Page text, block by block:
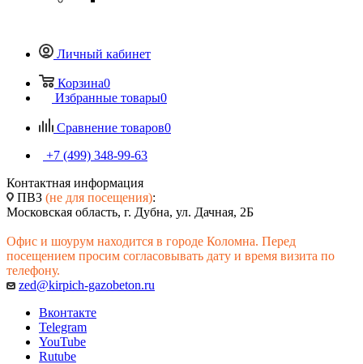
Личный кабинет
Корзина0
Избранные товары0
Сравнение товаров0
+7 (499) 348-99-63
Контактная информация
ПВЗ (не для посещения):
Московская область, г. Дубна, ул. Дачная, 2Б
Офис и шоурум находится в городе Коломна. Перед
посещением просим согласовывать дату и время визита по
телефону.
zed@kirpich-gazobeton.ru
Вконтакте
Telegram
YouTube
Rutube